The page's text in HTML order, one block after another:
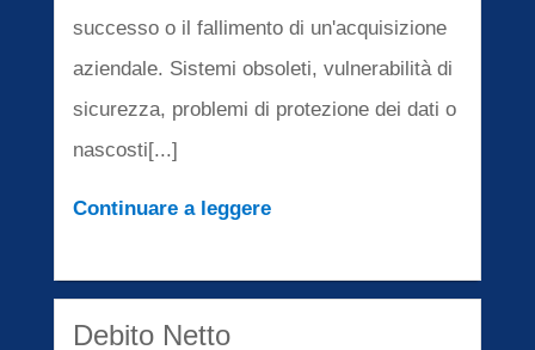
successo o il fallimento di un'acquisizione
aziendale. Sistemi obsoleti, vulnerabilità di
sicurezza, problemi di protezione dei dati o
nascosti[...]
Continuare a leggere
Debito Netto